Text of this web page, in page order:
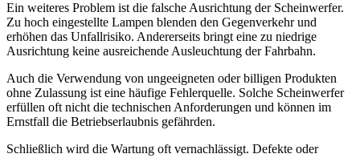
Ein weiteres Problem ist die falsche Ausrichtung der Scheinwerfer.
Zu hoch eingestellte Lampen blenden den Gegenverkehr und
erhöhen das Unfallrisiko. Andererseits bringt eine zu niedrige
Ausrichtung keine ausreichende Ausleuchtung der Fahrbahn.
Auch die Verwendung von ungeeigneten oder billigen Produkten
ohne Zulassung ist eine häufige Fehlerquelle. Solche Scheinwerfer
erfüllen oft nicht die technischen Anforderungen und können im
Ernstfall die Betriebserlaubnis gefährden.
Schließlich wird die Wartung oft vernachlässigt. Defekte oder